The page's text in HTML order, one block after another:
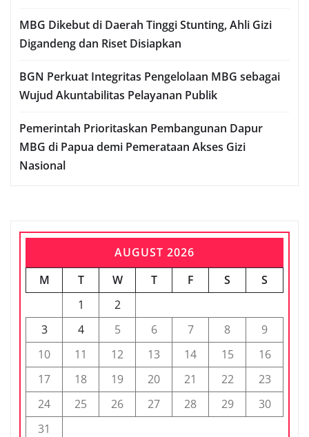
MBG Dikebut di Daerah Tinggi Stunting, Ahli Gizi
Digandeng dan Riset Disiapkan
BGN Perkuat Integritas Pengelolaan MBG sebagai
Wujud Akuntabilitas Pelayanan Publik
Pemerintah Prioritaskan Pembangunan Dapur
MBG di Papua demi Pemerataan Akses Gizi
Nasional
AUGUST 2026
M
T W T F S
S
1
2
3
4 5 6 7 8
9
10
11 12 13 14 15
16
17
18 19 20 21 22
23
24
25 26 27 28 29
30
31